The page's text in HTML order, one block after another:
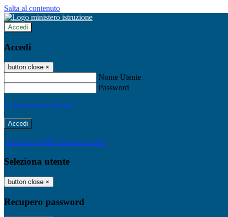
Salta al contenuto
Accedi
Accedi
button close ×
Nome Utente
Password
Password dimenticata?
-
Entra con SPID Entra con CIE
Seleziona utente
button close ×
Recupero password